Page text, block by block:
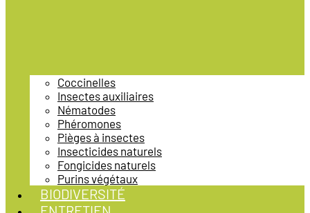
Coccinelles
Insectes auxiliaires
Nématodes
Phéromones
Pièges à insectes
Insecticides naturels
Fongicides naturels
Purins végétaux
BIODIVERSITÉ